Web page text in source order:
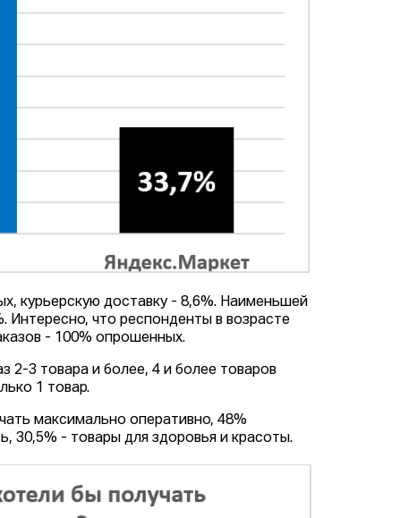
курьерскую доставку - 8,6%. Наименьшей
Интересно, что респонденты в возрасте
- 100% опрошенных.
2-3 товара и более, 4 и более товаров
1 товар.
максимально оперативно, 48%
30,5% - товары для здоровья и красоты.